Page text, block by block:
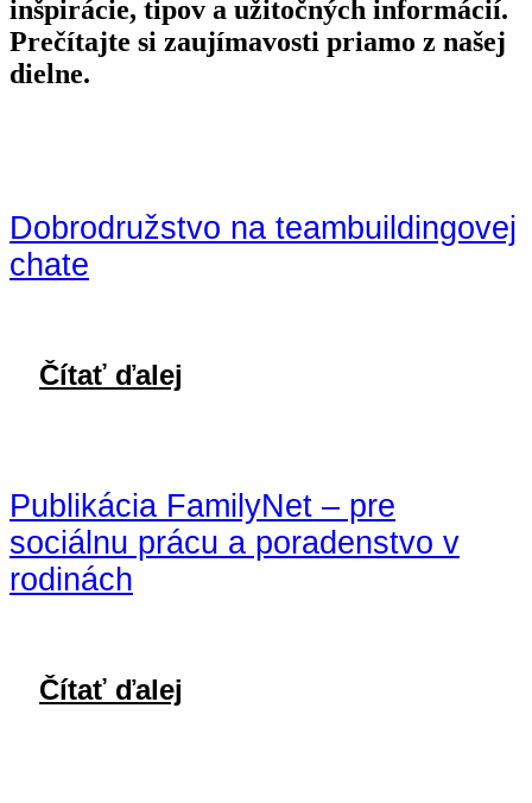
inšpirácie, tipov a užitočných informácií.
Prečítajte si zaujímavosti priamo z našej
dielne.
Dobrodružstvo na teambuildingovej
chate
Čítať ďalej
Publikácia FamilyNet – pre
sociálnu prácu a poradenstvo v
rodinách
Čítať ďalej